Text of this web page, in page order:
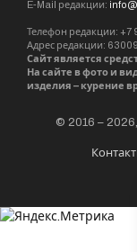
E-Mail редакции:
Телефон редакции: +7
Адрес редакции:
Сайт является
На сайте в фото и
изделия – курение
© 2016 –